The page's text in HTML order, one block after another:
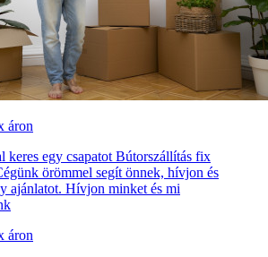
áron
keres egy csapatot Bútorszállítás fix
örömmel segít önnek, hívjon és
ajánlatot. Hívjon minket és mi
áron